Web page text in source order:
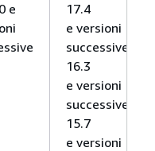
e
17.4
e versioni
successive,
16.3
e versioni
successive,
15.7
e versioni